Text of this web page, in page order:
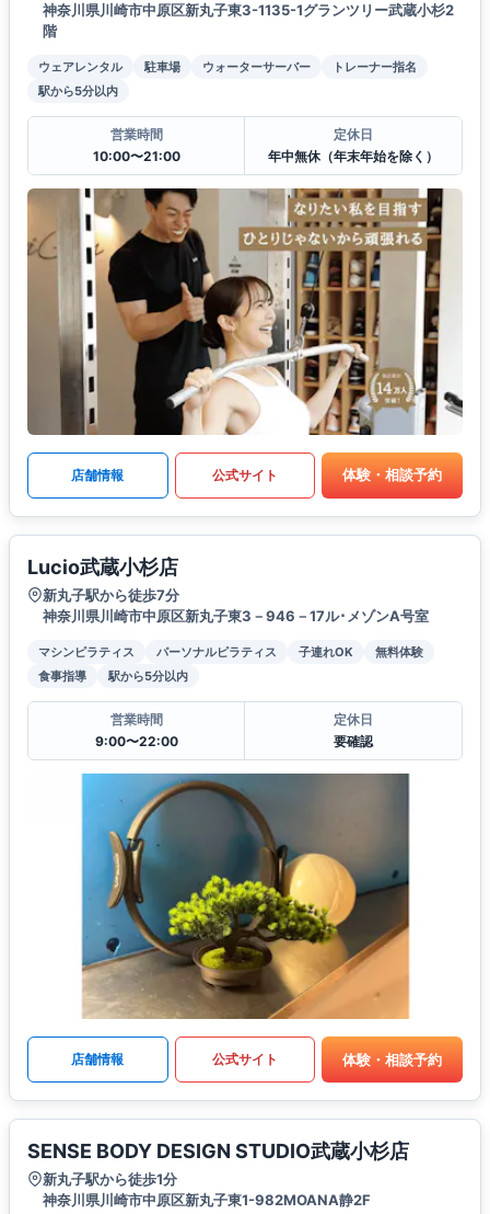
神奈川県川崎市中原区新丸子東3-1135-1グランツリー武蔵小杉2
階
ウェアレンタル 駐車場 ウォーターサーバー
トレーナー指名
駅から5分以内
営業時間
10:00〜21:00
定休日
年中無休（年末年始を除く）
店舗情報 公式サイト 体験・相談予約
Lucio武蔵小杉店
新丸子駅から徒歩7分
神奈川県川崎市中原区新丸子東3－946－17ル･メゾンA号室
マシンピラティス パーソナルピラティス 子連れOK
無料体験
食事指導
駅から5分以内
営業時間
9:00〜22:00
定休日
要確認
店舗情報 公式サイト 体験・相談予約
SENSE BODY DESIGN STUDIO武蔵小杉店
新丸子駅から徒歩1分
神奈川県川崎市中原区新丸子東1-982MOANA静2F